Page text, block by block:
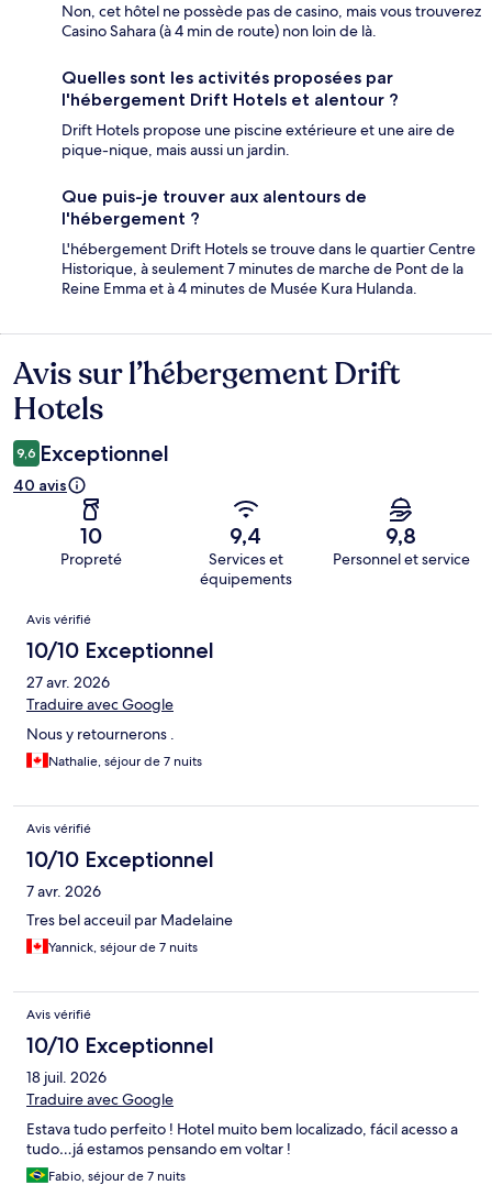
Non, cet hôtel ne possède pas de casino, mais vous trouverez
Casino Sahara (à 4 min de route) non loin de là.
Quelles sont les activités proposées par
l'hébergement Drift Hotels et alentour ?
Drift Hotels propose une piscine extérieure et une aire de
pique-nique, mais aussi un jardin.
Que puis-je trouver aux alentours de
l'hébergement ?
L'hébergement Drift Hotels se trouve dans le quartier Centre
Historique, à seulement 7 minutes de marche de Pont de la
Reine Emma et à 4 minutes de Musée Kura Hulanda.
Avis
Avis sur l’hébergement Drift
Hotels
9,6 Exceptionnel
40 avis
10
Propreté
9,4
Services et
équipements
9,8
Personnel et service
Avis
Avis vérifié
10/10 Exceptionnel
27 avr. 2026
Traduire avec Google
Nous y retournerons .
Nathalie, séjour de 7 nuits
Avis vérifié
10/10 Exceptionnel
7 avr. 2026
Tres bel acceuil par Madelaine
Yannick, séjour de 7 nuits
Avis vérifié
10/10 Exceptionnel
18 juil. 2026
Traduire avec Google
Estava tudo perfeito ! Hotel muito bem localizado, fácil acesso a
tudo…já estamos pensando em voltar !
Fabio, séjour de 7 nuits